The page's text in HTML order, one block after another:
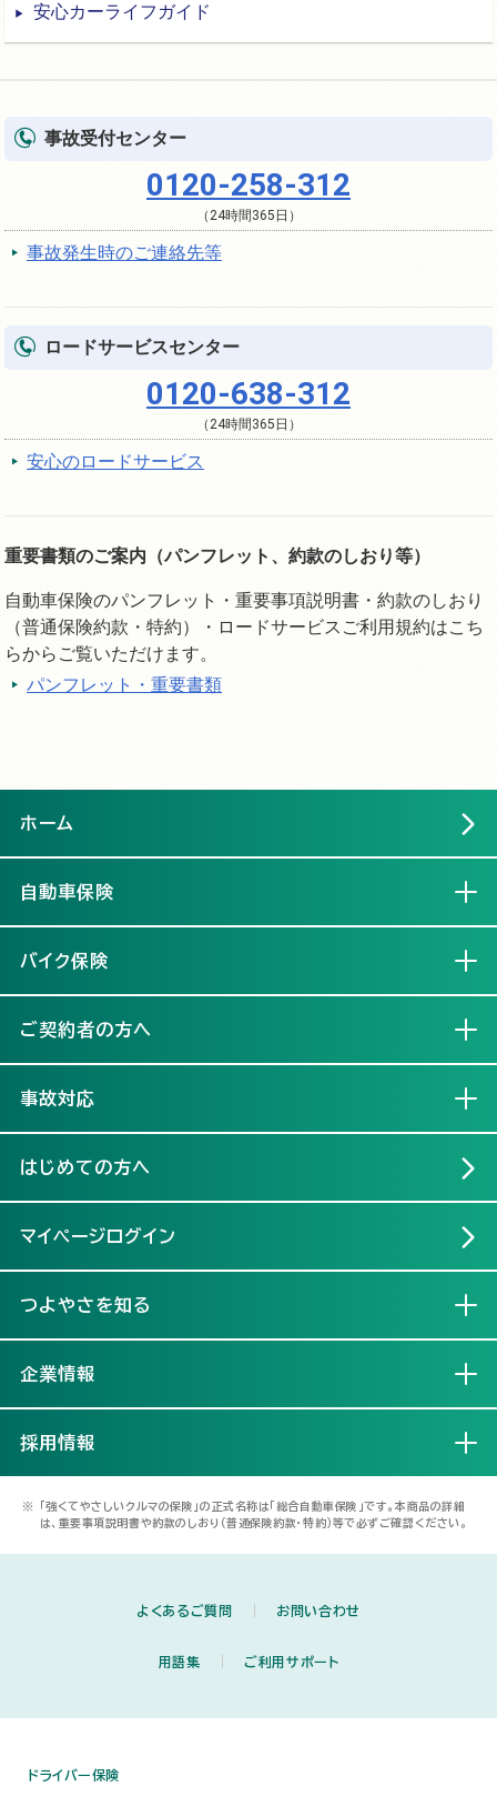
安心カーライフガイド
事故受付センター
0120-258-312
（24時間365日）
事故発生時のご連絡先等
ロードサービスセンター
0120-638-312
（24時間365日）
安心のロードサービス
重要書類のご案内（パンフレット、約款のしおり等）
自動車保険のパンフレット・重要事項説明書・約款のしおり
（普通保険約款・特約）・ロードサービスご利用規約はこち
らからご覧いただけます。
パンフレット・重要書類
ホーム
自動車保険
バイク保険
ご契約者の方へ
事故対応
はじめての方へ
マイページログイン
つよやさを知る
企業情報
採用情報
※
「強くてやさしいクルマの保険」の正式名称は「総合自動車保険」です。本商品の詳細
は、重要事項説明書や約款のしおり（普通保険約款・特約）等で必ずご確認ください。
よくあるご質問 お問い合わせ
用語集 ご利用サポート
ドライバー保険